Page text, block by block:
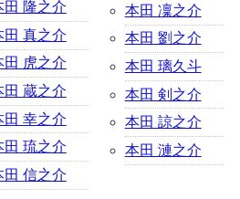
田 隆之介
田 真之介
田 虎之介
田 蔵之介
田 幸之介
田 琉之介
田 信之介
本田 凜之介
本田 劉之介
本田 璃久斗
本田 剣之介
本田 諒之介
本田 漣之介